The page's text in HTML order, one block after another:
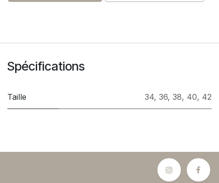
Spécifications
Taille 34, 36, 38, 40, 42